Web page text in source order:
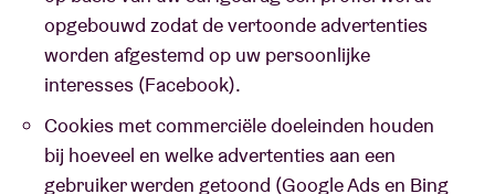
opgebouwd zodat de vertoonde advertenties
worden afgestemd op uw persoonlijke
interesses (Facebook).
Cookies met commerciële doeleinden houden
bij hoeveel en welke advertenties aan een
gebruiker werden getoond (Google Ads en Bing